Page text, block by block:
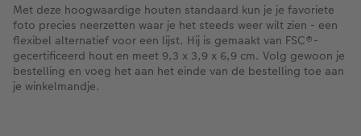
Met deze hoogwaardige houten standaard kun je je favoriete
foto precies neerzetten waar je het steeds weer wilt zien - een
flexibel alternatief voor een lijst. Hij is gemaakt van FSC®-
gecertificeerd hout en meet 9,3 x 3,9 x 6,9 cm. Volg gewoon je
bestelling en voeg het aan het einde van de bestelling toe aan
je winkelmandje.